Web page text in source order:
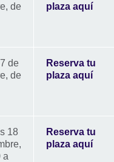
de
plaza aquí
de
de
Reserva tu
plaza aquí
18
a
Reserva tu
plaza aquí